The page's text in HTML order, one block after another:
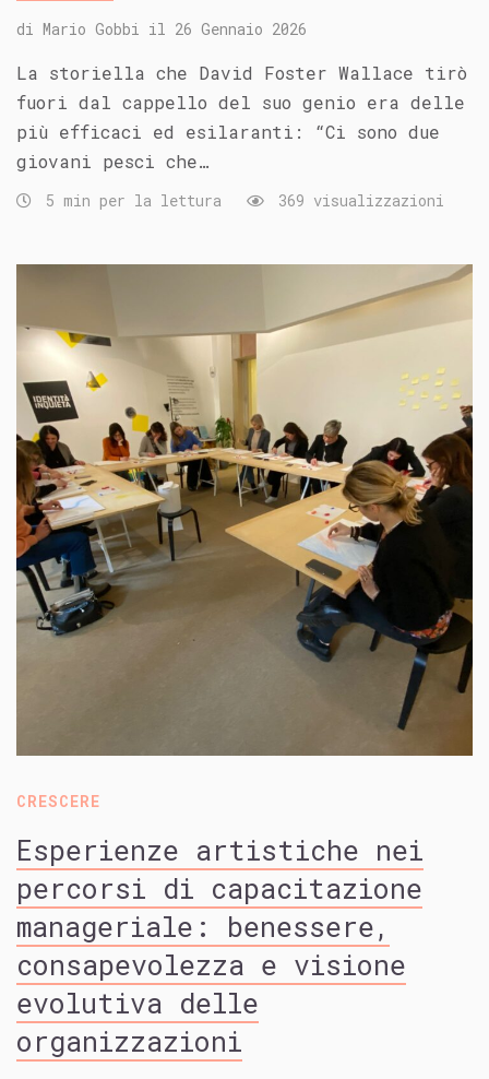
di Mario Gobbi il 26 Gennaio 2026
La storiella che David Foster Wallace tirò
fuori dal cappello del suo genio era delle
più efficaci ed esilaranti: “Ci sono due
giovani pesci che…
5 min per la lettura 369 visualizzazioni
CRESCERE
Esperienze artistiche nei
percorsi di capacitazione
manageriale: benessere,
consapevolezza e visione
evolutiva delle
organizzazioni